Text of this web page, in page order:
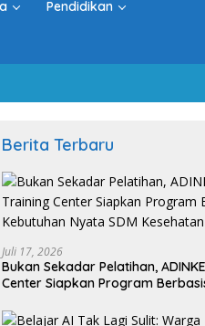
Pendidikan
Berita Terbaru
Juli 17, 2026
Bukan Sekadar Pelatihan,
Center Siapkan Program